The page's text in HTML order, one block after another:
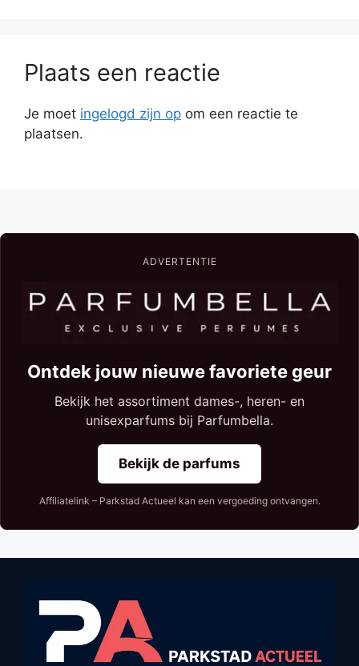
Plaats een reactie
Je moet ingelogd zijn op om een reactie te
plaatsen.
ADVERTENTIE
Ontdek jouw nieuwe favoriete geur
Bekijk het assortiment dames-, heren- en
unisexparfums bij Parfumbella.
Bekijk de parfums
Affiliatelink – Parkstad Actueel kan een vergoeding ontvangen.